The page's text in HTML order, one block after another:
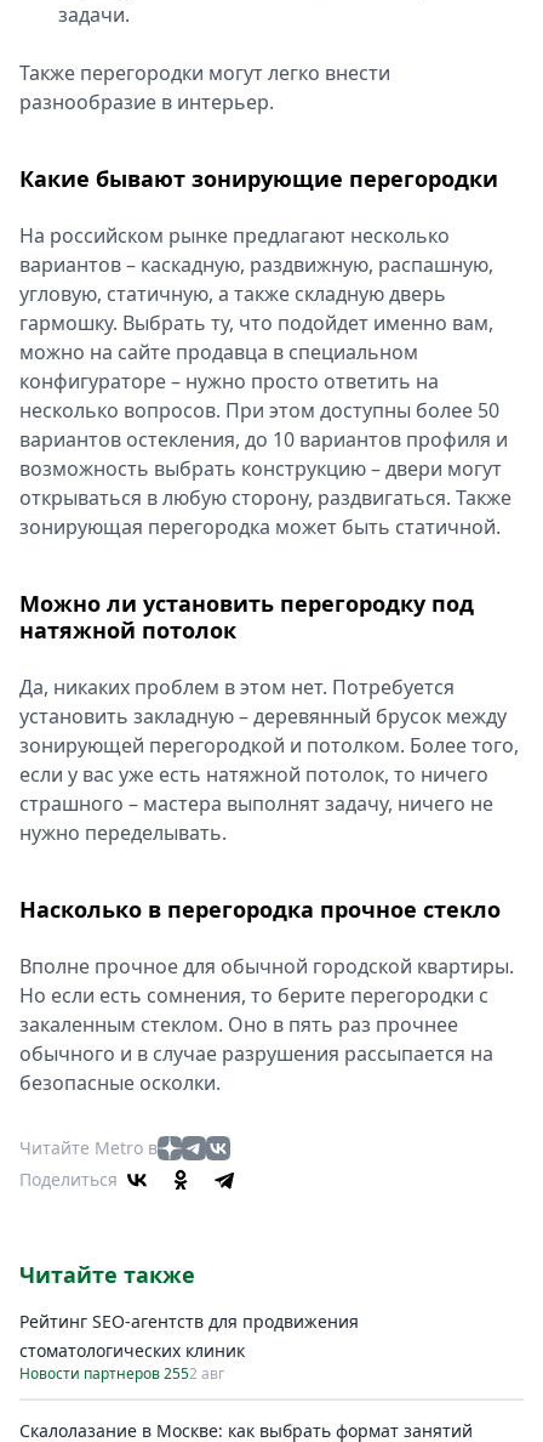
задачи.
Также перегородки могут легко внести
разнообразие в интерьер.
Какие бывают зонирующие перегородки
На российском рынке предлагают несколько
вариантов – каскадную, раздвижную, распашную,
угловую, статичную, а также складную дверь
гармошку. Выбрать ту, что подойдет именно вам,
можно на сайте продавца в специальном
конфигураторе – нужно просто ответить на
несколько вопросов. При этом доступны более 50
вариантов остекления, до 10 вариантов профиля и
возможность выбрать конструкцию – двери могут
открываться в любую сторону, раздвигаться. Также
зонирующая перегородка может быть статичной.
Можно ли установить перегородку под
натяжной потолок
Да, никаких проблем в этом нет. Потребуется
установить закладную – деревянный брусок между
зонирующей перегородкой и потолком. Более того,
если у вас уже есть натяжной потолок, то ничего
страшного – мастера выполнят задачу, ничего не
нужно переделывать.
Насколько в перегородка прочное стекло
Вполне прочное для обычной городской квартиры.
Но если есть сомнения, то берите перегородки с
закаленным стеклом. Оно в пять раз прочнее
обычного и в случае разрушения рассыпается на
безопасные осколки.
Читайте Metro в
Поделиться
Читайте также
Рейтинг SEO-агентств для продвижения
стоматологических клиник
Новости партнеров 2552 авг
Скалолазание в Москве: как выбрать формат занятий